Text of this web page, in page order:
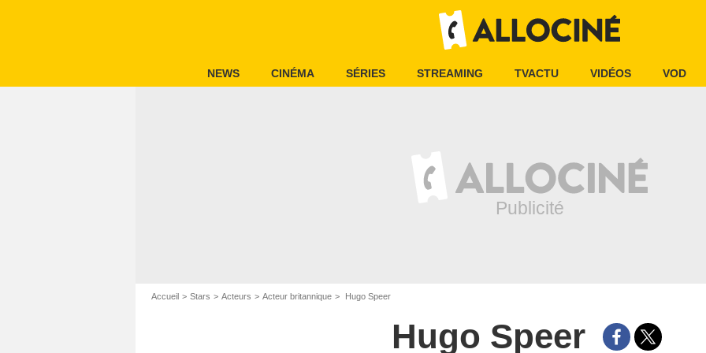
NEWS CINÉMA SÉRIES STREAMING TVACTU VIDÉOS VOD
Accueil Stars Acteurs Acteur britannique Hugo Speer
Hugo Speer